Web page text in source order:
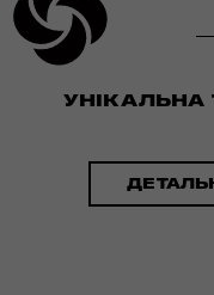
УНІКАЛЬНА